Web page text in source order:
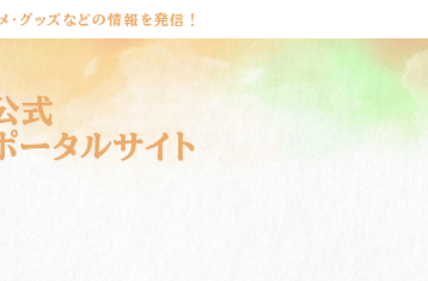
・グッズなどの情報を発信！
式
ータルサイト